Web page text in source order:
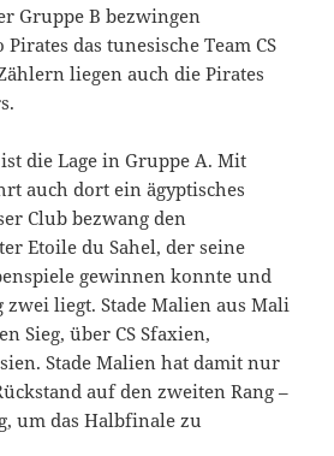
Gruppe B bezwingen
das tunesische Team CS
liegen auch die Pirates
die Lage in Gruppe A. Mit
auch dort ein ägyptisches
Club bezwang den
Etoile du Sahel, der seine
gewinnen konnte und
liegt. Stade Malien aus Mali
Sieg, über CS Sfaxien,
Stade Malien hat damit nur
auf den zweiten Rang –
um das Halbfinale zu